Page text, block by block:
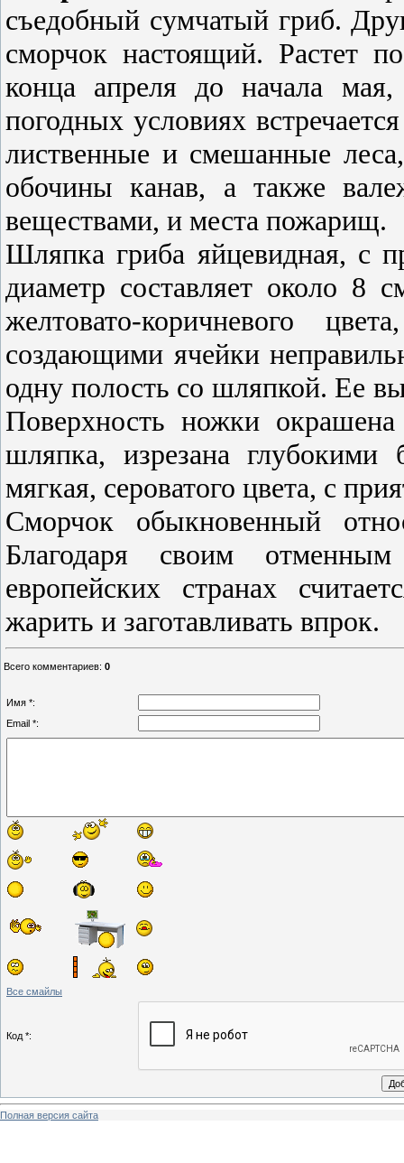
съедобный сумчатый гриб.
сморчок настоящий. Растет
конца апреля до начала
погодных условиях
лиственные и смешанные леса,
обочины канав, а также
веществами, и места пожарищ.
Шляпка гриба яйцевидная, с
диаметр составляет около 8
желтовато-коричневого
создающими ячейки
одну полость со шляпкой. Ее
Поверхность ножки
шляпка, изрезана глубокими
мягкая, сероватого цвета, с
Сморчок обыкновенный
Благодаря своим
европейских странах
жарить и заготавливать впрок.
Всего комментариев: 0
Имя *:
Email *:
Все смайлы
Код *:
Полная версия сайта